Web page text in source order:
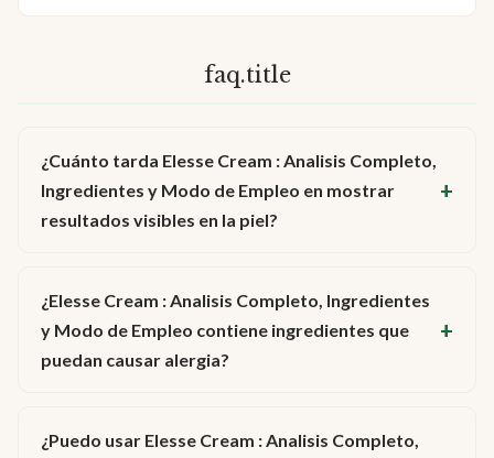
faq.title
¿Cuánto tarda Elesse Cream : Analisis Completo,
Ingredientes y Modo de Empleo en mostrar
resultados visibles en la piel?
¿Elesse Cream : Analisis Completo, Ingredientes
y Modo de Empleo contiene ingredientes que
puedan causar alergia?
¿Puedo usar Elesse Cream : Analisis Completo,